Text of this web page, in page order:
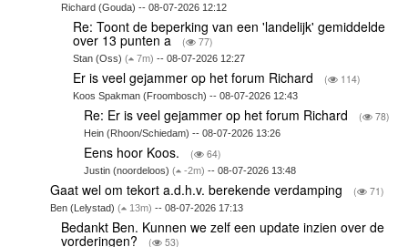
Richard (Gouda) -- 08-07-2026 12:12
Re: Toont de beperking van een 'landelijk' gemiddelde
over 13 punten a ( 77)
Stan (Oss) ( 7m) -- 08-07-2026 12:27
Er is veel gejammer op het forum Richard ( 114)
Koos Spakman (Froombosch) -- 08-07-2026 12:43
Re: Er is veel gejammer op het forum Richard ( 78)
Hein (Rhoon/Schiedam) -- 08-07-2026 13:26
Eens hoor Koos. ( 64)
Justin (noordeloos)( -2m) -- 08-07-2026 13:48
Gaat wel om tekort a.d.h.v. berekende verdamping ( 71)
Ben (Lelystad) ( 13m) -- 08-07-2026 17:13
Bedankt Ben. Kunnen we zelf een update inzien over de
vorderingen? ( 53)